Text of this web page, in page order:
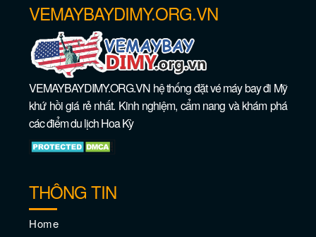
Chinh phục Fisherman's Wharf, San
VEMAYBAYDIMY.ORG.VN
VEMAYBAYDIMY.ORG.VN hệ thống đặt vé máy bay đi Mỹ
khứ hồi giá rẻ nhất. Kinh nghiệm, cẩm nang và khám phá
các điểm du lịch Hoa Kỳ
THÔNG TIN
Home